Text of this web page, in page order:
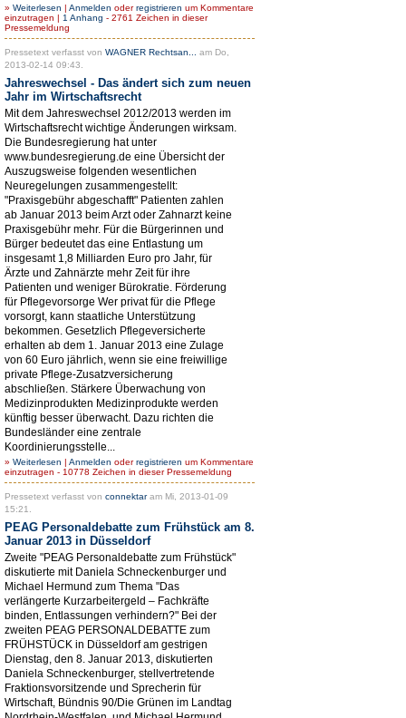
» Weiterlesen | Anmelden oderregistrieren um Kommentare
einzutragen | 1 Anhang - 2761 Zeichen in dieser
Pressemeldung
Pressetext verfasst von WAGNER Rechtsan...
am Do,
2013-02-14 09:43.
Jahreswechsel - Das ändert sich zum neuen
Jahr im Wirtschaftsrecht
Mit dem Jahreswechsel 2012/2013 werden im
Wirtschaftsrecht wichtige Änderungen wirksam.
Die Bundesregierung hat unter
www.bundesregierung.de eine Übersicht der
Auszugsweise folgenden wesentlichen
Neuregelungen zusammengestellt:
"Praxisgebühr abgeschafft" Patienten zahlen
ab Januar 2013 beim Arzt oder Zahnarzt keine
Praxisgebühr mehr. Für die Bürgerinnen und
Bürger bedeutet das eine Entlastung um
insgesamt 1,8 Milliarden Euro pro Jahr, für
Ärzte und Zahnärzte mehr Zeit für ihre
Patienten und weniger Bürokratie. Förderung
für Pflegevorsorge Wer privat für die Pflege
vorsorgt, kann staatliche Unterstützung
bekommen. Gesetzlich Pflegeversicherte
erhalten ab dem 1. Januar 2013 eine Zulage
von 60 Euro jährlich, wenn sie eine freiwillige
private Pflege-Zusatzversicherung
abschließen. Stärkere Überwachung von
Medizinprodukten Medizinprodukte werden
künftig besser überwacht. Dazu richten die
Bundesländer eine zentrale
Koordinierungsstelle...
» Weiterlesen | Anmelden oderregistrieren um Kommentare
einzutragen - 10778 Zeichen in dieser Pressemeldung
Pressetext verfasst von connektaram Mi, 2013-01-09
15:21.
PEAG Personaldebatte zum Frühstück am 8.
Januar 2013 in Düsseldorf
Zweite "PEAG Personaldebatte zum Frühstück"
diskutierte mit Daniela Schneckenburger und
Michael Hermund zum Thema "Das
verlängerte Kurzarbeitergeld – Fachkräfte
binden, Entlassungen verhindern?" Bei der
zweiten PEAG PERSONALDEBATTE zum
FRÜHSTÜCK in Düsseldorf am gestrigen
Dienstag, den 8. Januar 2013, diskutierten
Daniela Schneckenburger, stellvertretende
Fraktionsvorsitzende und Sprecherin für
Wirtschaft, Bündnis 90/Die Grünen im Landtag